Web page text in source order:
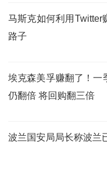
马斯克如何利用Twitter
路子
埃克森美孚赚翻了！一
仍翻倍 将回购翻三倍
波兰国安局局长称波兰